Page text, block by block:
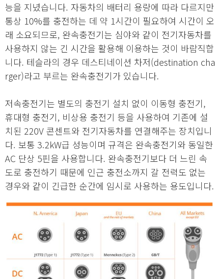
능을 지녔습니다. 자동차의 배터리 용량에 따라 다르지만
통상 10%를 충전하는 데 약 1시간이 필요하여 시간이 오
래 소요되므로, 완속충전기는 심야와 같이 전기자동차를
사용하지 않는 긴 시간을 활용해 이용하는 것이 바람직합
니다. 테슬라의 경우 데스티네이션 차저(destination cha
rger)라고 부르는 완속충전기가 있습니다.
저속충전기는 별도의 충전기 설치 없이 이동형 충전기,
휴대형 충전기, 비상용 충전기 등을 사용하여 기존에 설
치된 220V 콘센트와 전기자동차를 연결해주는 장치입니
다. 보통 3.2kW급 성능이며 규격은 완속충전기와 동일한
AC 단상 5핀을 사용합니다. 완속충전기보다 더 느린 속
도로 충전하기 때문에 인근 충전소까지 갈 전력도 없는
경우와 같이 긴급한 순간에 임시로 사용하는 용도입니다.